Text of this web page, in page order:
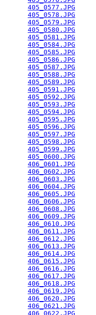
405_0577.JPG
405_0578.JPG
405_0579.JPG
405_0580.JPG
405_0581.JPG
405_0584.JPG
405_0585.JPG
405_0586.JPG
405_0587.JPG
405_0588.JPG
405_0589.JPG
405_0591.JPG
405_0592.JPG
405_0593.JPG
405_0594.JPG
405_0595.JPG
405_0596.JPG
405_0597.JPG
405_0598.JPG
405_0599.JPG
405_0600.JPG
406_0601.JPG
406_0602.JPG
406_0603.JPG
406_0604.JPG
406_0605.JPG
406_0606.JPG
406_0608.JPG
406_0609.JPG
406_0610.JPG
406_0611.JPG
406_0612.JPG
406_0613.JPG
406_0614.JPG
406_0615.JPG
406_0616.JPG
406_0617.JPG
406_0618.JPG
406_0619.JPG
406_0620.JPG
406_0621.JPG
406_0622.JPG